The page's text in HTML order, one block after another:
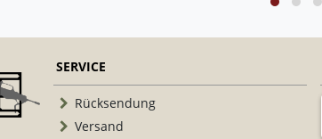
SERVICE
Rücksendung
Versand